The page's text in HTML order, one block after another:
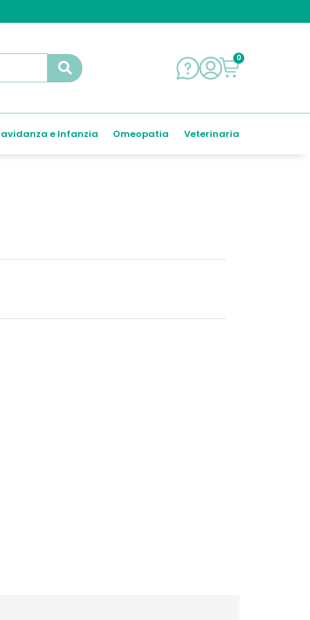
0
e Infanzia Omeopatia Veterinaria